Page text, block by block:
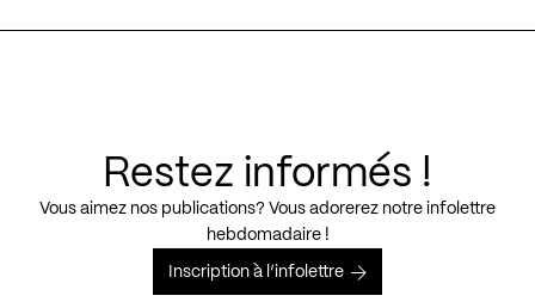
Restez informés !
Vous aimez nos publications? Vous adorerez notre infolettre
hebdomadaire !
Inscription à l’infolettre